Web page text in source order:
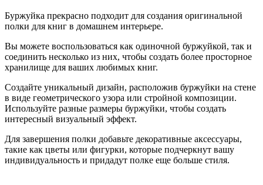
Буржуйка прекрасно подходит для создания оригинальной
полки для книг в домашнем интерьере.
Вы можете воспользоваться как одиночной буржуйкой, так и
соединить несколько из них, чтобы создать более просторное
хранилище для ваших любимых книг.
Создайте уникальный дизайн, расположив буржуйки на стене
в виде геометрического узора или стройной композиции.
Используйте разные размеры буржуйки, чтобы создать
интересный визуальный эффект.
Для завершения полки добавьте декоративные аксессуары,
такие как цветы или фигурки, которые подчеркнут вашу
индивидуальность и придадут полке еще больше стиля.